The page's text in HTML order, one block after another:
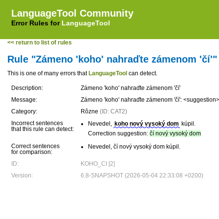
LanguageTool Community
Error Rules for LanguageTool
<< return to list of rules
Rule "Zámeno 'koho' nahraďte zámenom 'čí'"
This is one of many errors that LanguageTool can detect.
Description:
Zámeno 'koho' nahraďte zámenom 'čí'
Message:
Zámeno 'koho' nahraďte zámenom 'čí':
Category:
Rôzne (ID: CAT2)
Incorrect sentences
that this rule can detect:
Nevedel, koho nový vysoký dom kúpil.
Correction suggestion: čí nový vysoký dom
Correct sentences
for comparison:
Nevedel, čí nový vysoký dom kúpil.
ID:
KOHO_CI [2]
Version:
6.8-SNAPSHOT (2026-05-04 22:33:08 +0200)